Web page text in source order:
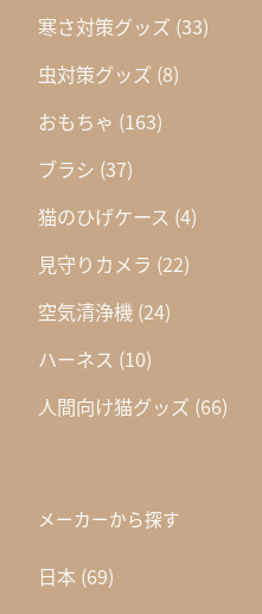
寒さ対策グッズ (33)
虫対策グッズ (8)
おもちゃ (163)
ブラシ (37)
猫のひげケース (4)
見守りカメラ (22)
空気清浄機 (24)
ハーネス (10)
人間向け猫グッズ (66)
メーカーから探す
日本 (69)